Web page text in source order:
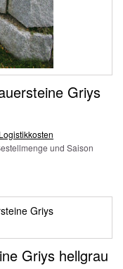
Griys
und Saison
Griys hellgrau